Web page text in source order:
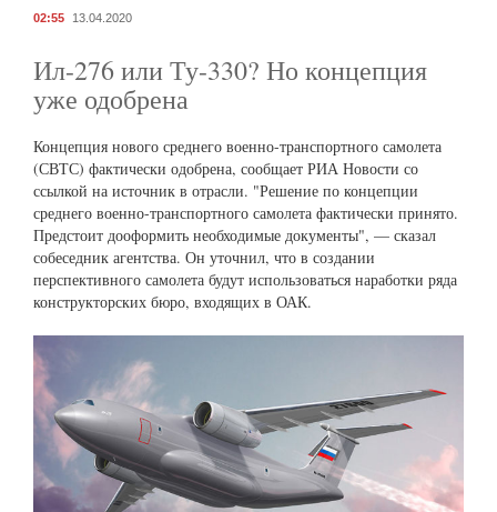
02:55 13.04.2020
Ил-276 или Ту-330? Но концепция
уже одобрена
Концепция нового среднего военно-транспортного самолета
(СВТС) фактически одобрена, сообщает РИА Новости со
ссылкой на источник в отрасли. "Решение по концепции
среднего военно-транспортного самолета фактически принято.
Предстоит дооформить необходимые документы", — сказал
собеседник агентства. Он уточнил, что в создании
перспективного самолета будут использоваться наработки ряда
конструкторских бюро, входящих в ОАК.